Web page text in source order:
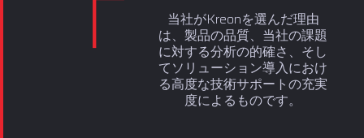
当社がKreonを選んだ理由
は、製品の品質、当社の課題
に対する分析の的確さ、そし
てソリューション導入におけ
る高度な技術サポートの充実
度によるものです。